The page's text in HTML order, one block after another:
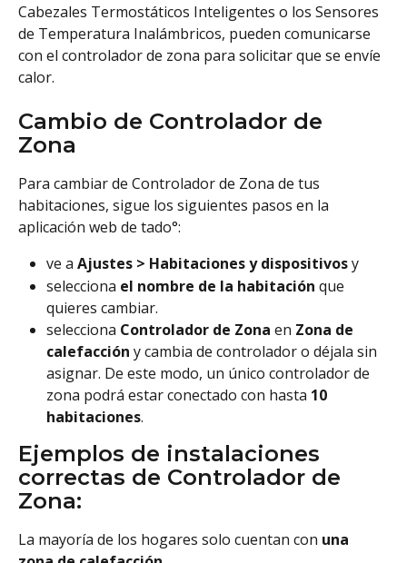
Cabezales Termostáticos Inteligentes o los Sensores
de Temperatura Inalámbricos, pueden comunicarse
con el controlador de zona para solicitar que se envíe
calor.
Cambio de Controlador de
Zona
Para cambiar de Controlador de Zona de tus
habitaciones, sigue los siguientes pasos en la
aplicación web de tado°:
ve a Ajustes > Habitaciones y dispositivos y
selecciona el nombre de la habitación que
quieres cambiar.
selecciona Controlador de Zona en Zona de
calefacción y cambia de controlador o déjala sin
asignar. De este modo, un único controlador de
zona podrá estar conectado con hasta 10
habitaciones.
Ejemplos de instalaciones
correctas de Controlador de
Zona:
La mayoría de los hogares solo cuentan con una